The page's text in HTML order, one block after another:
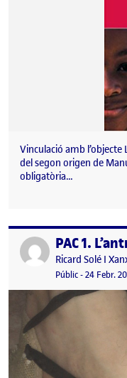
Vinculació amb l’objecte
del segon origen de
obligatòria…
Publicat perPAC 1.
Publicat per
Ricard Solé I
Visibilitat:
Públic-Data de
24 Febr.